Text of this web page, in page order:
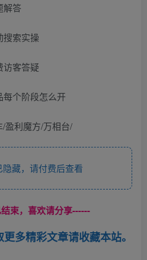
解答
搜索实操
访客答疑
个阶段怎么开
盈利魔方/万相台/
藏，请付费后查看
束，喜欢请分享------
多精彩文章请收藏本站。